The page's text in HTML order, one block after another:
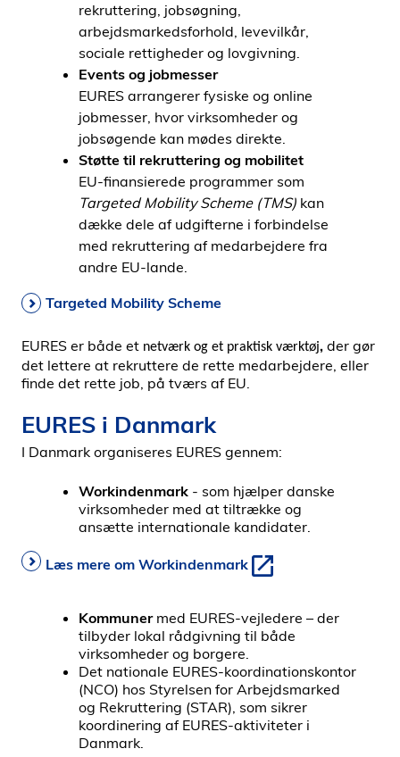
rekruttering, jobsøgning,
arbejdsmarkedsforhold, levevilkår,
sociale rettigheder og lovgivning.
Events og jobmesser
EURES arrangerer fysiske og online
jobmesser, hvor virksomheder og
jobsøgende kan mødes direkte.
Støtte til rekruttering og mobilitet
EU-finansierede programmer som
Targeted Mobility Scheme (TMS) kan
dække dele af udgifterne i forbindelse
med rekruttering af medarbejdere fra
andre EU-lande.
Targeted Mobility Scheme
EURES er både et netværk og et praktisk værktøj, der gør
det lettere at rekruttere de rette medarbejdere, eller
finde det rette job, på tværs af EU.
EURES i Danmark
I Danmark organiseres EURES gennem:
Workindenmark - som hjælper danske
virksomheder med at tiltrække og
ansætte internationale kandidater.
Læs mere om Workindenmark
Kommunermed EURES-vejledere – der
tilbyder lokal rådgivning til både
virksomheder og borgere.
Det nationale EURES-koordinationskontor
(NCO) hos Styrelsen for Arbejdsmarked
og Rekruttering (STAR), som sikrer
koordinering af EURES-aktiviteter i
Danmark.